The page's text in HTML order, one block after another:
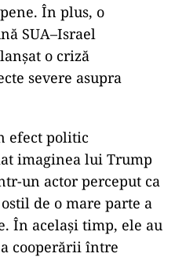
În plus, o
SUA–Israel
o criză
severe asupra
efect politic
imaginea lui Trump
un actor perceput ca
de o mare parte a
În același timp, ele au
cooperării între